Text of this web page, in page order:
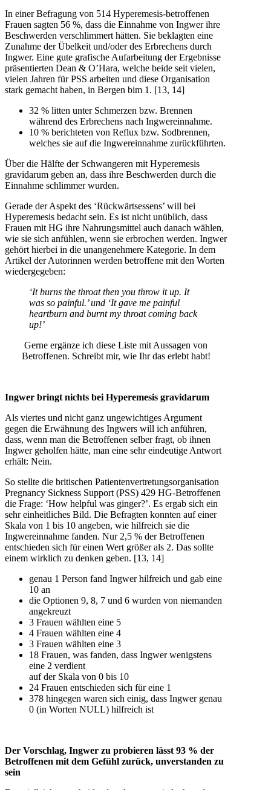
In einer Befragung von 514 Hyperemesis-betroffenen
Frauen sagten 56 %, dass die Einnahme von Ingwer ihre
Beschwerden verschlimmert hätten. Sie beklagten eine
Zunahme der Übelkeit und/oder des Erbrechens durch
Ingwer. Eine gute grafische Aufarbeitung der Ergebnisse
präsentierten Dean & O’Hara, welche beide seit vielen,
vielen Jahren für PSS arbeiten und diese Organisation
stark gemacht haben, in Bergen bim 1. [13, 14]
32 % litten unter Schmerzen bzw. Brennen
während des Erbrechens nach Ingwereinnahme.
10 % berichteten von Reflux bzw. Sodbrennen,
welches sie auf die Ingwereinnahme zurückführten.
Über die Hälfte der Schwangeren mit Hyperemesis
gravidarum geben an, dass ihre Beschwerden durch die
Einnahme schlimmer wurden.
Gerade der Aspekt des ‘Rückwärtsessens’ will bei
Hyperemesis bedacht sein. Es ist nicht unüblich, dass
Frauen mit HG ihre Nahrungsmittel auch danach wählen,
wie sie sich anfühlen, wenn sie erbrochen werden. Ingwer
gehört hierbei in die unangenehmere Kategorie. In dem
Artikel der Autorinnen werden betroffene mit den Worten
wiedergegeben:
‘It burns the throat then you throw it up. It
was so painful.’ und ‘It gave me painful
heartburn and burnt my throat coming back
up!’
Gerne ergänze ich diese Liste mit Aussagen von
Betroffenen. Schreibt mir, wie Ihr das erlebt habt!
Ingwer bringt nichts bei Hyperemesis gravidarum
Als viertes und nicht ganz ungewichtiges Argument
gegen die Erwähnung des Ingwers will ich anführen,
dass, wenn man die Betroffenen selber fragt, ob ihnen
Ingwer geholfen hätte, man eine sehr eindeutige Antwort
erhält: Nein.
So stellte die britischen Patientenvertretungsorganisation
Pregnancy Sickness Support (PSS) 429 HG-Betroffenen
die Frage: ‘How helpful was ginger?’. Es ergab sich ein
sehr einheitliches Bild. Die Befragten konnten auf einer
Skala von 1 bis 10 angeben, wie hilfreich sie die
Ingwereinnahme fanden. Nur 2,5 % der Betroffenen
entschieden sich für einen Wert größer als 2. Das sollte
einem wirklich zu denken geben. [13, 14]
genau 1 Person fand Ingwer hilfreich und gab eine
10 an
die Optionen 9, 8, 7 und 6 wurden von niemanden
angekreuzt
3 Frauen wählten eine 5
4 Frauen wählten eine 4
3 Frauen wählten eine 3
18 Frauen, was fanden, dass Ingwer wenigstens
eine 2 verdient
auf der Skala von 0 bis 10
24 Frauen entschieden sich für eine 1
378 hingegen waren sich einig, dass Ingwer genau
0 (in Worten NULL) hilfreich ist
Der Vorschlag, Ingwer zu probieren lässt 93 % der
Betroffenen mit dem Gefühl zurück, unverstanden zu
sein